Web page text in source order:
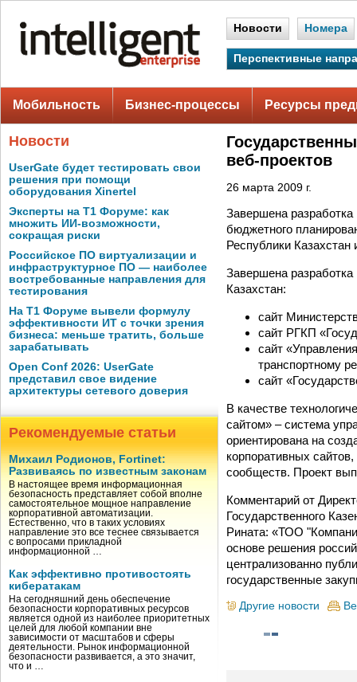
Новости Номера
Перспективные
Мобильность Бизнес-процессы Ресурсы
Новости
UserGate будет тестировать свои
решения при помощи
оборудования Xinertel
Эксперты на Т1 Форуме: как
множить ИИ-возможности,
сокращая риски
Российское ПО виртуализации и
инфраструктурное ПО — наиболее
востребованные направления для
тестирования
На Т1 Форуме вывели формулу
эффективности ИТ с точки зрения
бизнеса: меньше тратить, больше
зарабатывать
Open Conf 2026: UserGate
представил свое видение
архитектуры сетевого доверия
Рекомендуемые статьи
Михаил Родионов, Fortinet:
Развиваясь по известным законам
В настоящее время информационная
безопасность представляет собой вполне
самостоятельное мощное направление
корпоративной автоматизации.
Естественно, что в таких условиях
направление это все теснее связывается
с вопросами прикладной
информационной …
Как эффективно противостоять
кибератакам
На сегодняшний день обеспечение
безопасности корпоративных ресурсов
является одной из наиболее приоритетных
целей для любой компании вне
зависимости от масштабов и сферы
деятельности. Рынок информационной
безопасности развивается, а это значит,
что и …
веб-проектов
26 марта 2009 г.
Завершена
бюджетного
Республики Казахстан
Завершена разработка
Казахстан:
сайт
сайт РГКП
сайт
транспортному
сайт
В качестве
сайтом» – система
ориентирована на
корпоративных
сообществ. Проект
Комментарий от
Государственного
Рината: «ТОО
основе решения
централизованно
государственные
Другие новости